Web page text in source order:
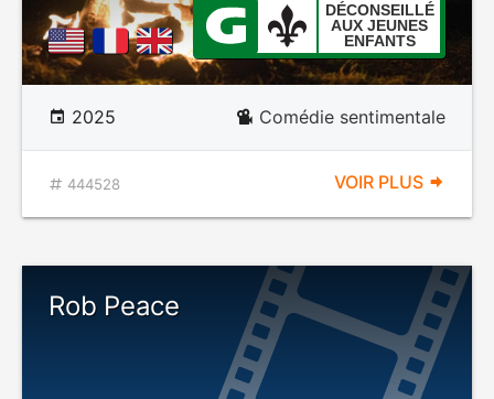
DÉCONSEILLÉ
AUX JEUNES
ENFANTS
2025 Comédie sentimentale
444528 VOIR PLUS
Rob Peace